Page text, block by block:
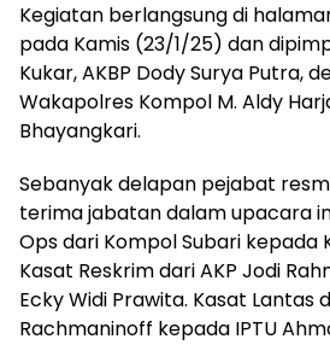
Kegiatan berlangsung di
pada Kamis (23/1/25) dan
Kukar, AKBP Dody Surya Putra,
Wakapolres Kompol M. Aldy
Bhayangkari.
Sebanyak delapan pejabat
terima jabatan dalam upacara
Ops dari Kompol Subari kepada
Kasat Reskrim dari AKP Jodi
Ecky Widi Prawita. Kasat Lantas
Rachmaninoff kepada IPTU